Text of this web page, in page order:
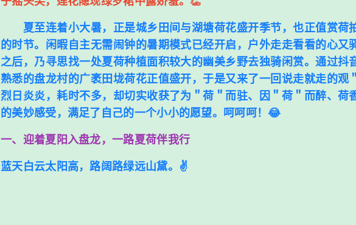
夏至连着小大暑，正是城乡田间与湖塘荷花盛开季节，也正值赏荷
的时节。闲暇自主无需闹钟的暑期模式已经开启，户外走走看看的心又
之后，乃寻思找一处夏荷种植面积较大的幽美乡野去独骑闲赏。通过抖
熟悉的盘龙村的广袤田垅荷花正值盛开，于是又来了一回说走就走的观
烈日炎炎，耗时不多，却切实收获了为＂荷＂而驻、因＂荷＂而醉、荷
的美妙感受，满足了自己的一个小小的愿望。呵呵呵！😂
一、迎着夏阳入盘龙，一路夏荷伴我行
蓝天白云太阳高，路阔路绿远山黛。✌️